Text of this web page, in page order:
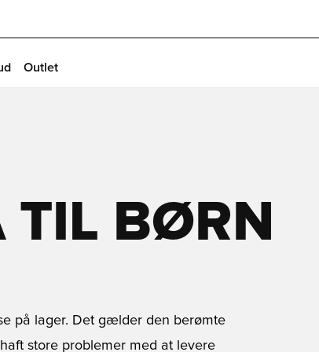
Outlet
TIL BØRN
på lager. Det gælder den berømte
store problemer med at levere